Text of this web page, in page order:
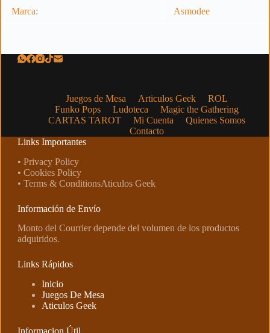
Marca: Asmodee
Juegos de Mesa Articulos Geek
ROL
Funko Pops
Ludoteca
Magic the Gathering
CARTAS TAROT
Mi Cuenta
Quienes Somos
Contacto
Links Importantes
• Privacy Policy
• Cookies Policy
• Terms & ConditionsAticulos Geek
Información de Envío
Monto del Courrier depende del volumen de los productos
adquiridos.
Links Rápidos
Inicio
Juegos De Mesa
Aticulos Geek